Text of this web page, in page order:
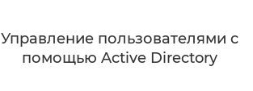
Управление пользователями с
помощью Active Directory